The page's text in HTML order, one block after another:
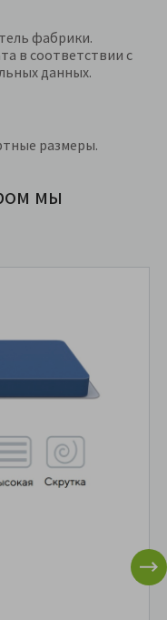
фабрики.
в соответствии с
данных.
размеры.
мы